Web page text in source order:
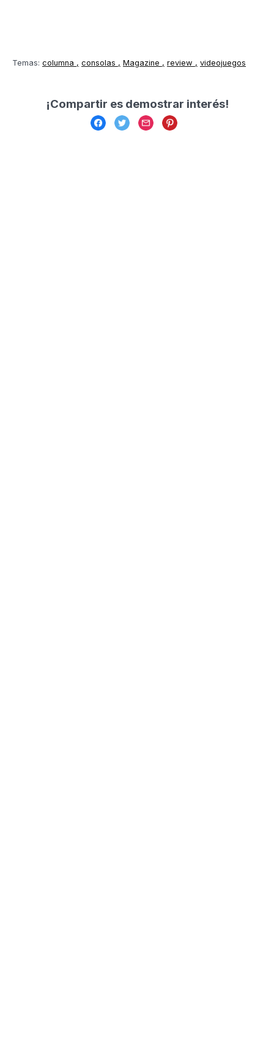
Temas: columna consolas Magazine review videojuegos
¡Compartir es demostrar interés!